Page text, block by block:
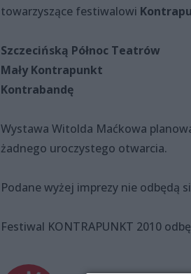
towarzyszące festiwalowi
Szczecińską Północ Teatrów
Mały Kontrapunkt
Kontrabandę
Wystawa Witolda Maćkowa
żadnego uroczystego otwarcia.
Podane wyżej imprezy nie odbędą
Festiwal KONTRAPUNKT 2010